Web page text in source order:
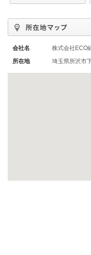
会社名
株式会社ECO
所在地
埼玉県所沢市